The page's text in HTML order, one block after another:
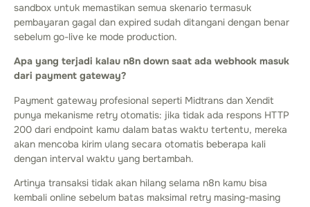
sandbox untuk memastikan semua skenario termasuk
pembayaran gagal dan expired sudah ditangani dengan benar
sebelum go-live ke mode production.
Apa yang terjadi kalau n8n down saat ada webhook masuk
dari payment gateway?
Payment gateway profesional seperti Midtrans dan Xendit
punya mekanisme retry otomatis: jika tidak ada respons HTTP
200 dari endpoint kamu dalam batas waktu tertentu, mereka
akan mencoba kirim ulang secara otomatis beberapa kali
dengan interval waktu yang bertambah.
Artinya transaksi tidak akan hilang selama n8n kamu bisa
kembali online sebelum batas maksimal retry masing-masing